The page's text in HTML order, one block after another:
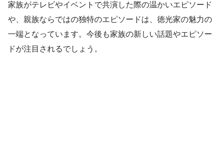
家族がテレビやイベントで共演した際の温かいエピソード
や、親族ならではの独特のエピソードは、徳光家の魅力の
一端となっています。今後も家族の新しい話題やエピソー
ドが注目されるでしょう。